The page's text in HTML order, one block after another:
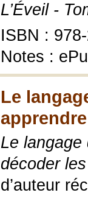
L’Éveil -
ISBN :
Notes :
Le
Le
décoder
d’auteur